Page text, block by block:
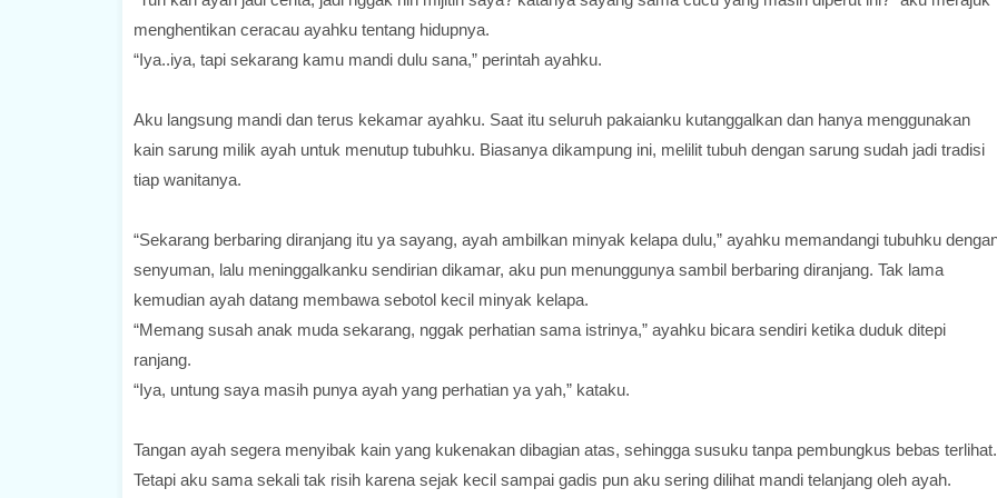
menghentikan ceracau ayahku tentang hidupnya.
“Iya..iya, tapi sekarang kamu mandi dulu sana,” perintah ayahku.
Aku langsung mandi dan terus kekamar ayahku. Saat itu seluruh pakaianku kutanggalkan dan hanya menggunakan
kain sarung milik ayah untuk menutup tubuhku. Biasanya dikampung ini, melilit tubuh dengan sarung sudah jadi tradisi
tiap wanitanya.
“Sekarang berbaring diranjang itu ya sayang, ayah ambilkan minyak kelapa dulu,” ayahku memandangi tubuhku
senyuman, lalu meninggalkanku sendirian dikamar, aku pun menunggunya sambil berbaring diranjang. Tak lama
kemudian ayah datang membawa sebotol kecil minyak kelapa.
“Memang susah anak muda sekarang, nggak perhatian sama istrinya,” ayahku bicara sendiri ketika duduk ditepi
ranjang.
“Iya, untung saya masih punya ayah yang perhatian ya yah,” kataku.
Tangan ayah segera menyibak kain yang kukenakan dibagian atas, sehingga susuku tanpa pembungkus bebas terlihat.
Tetapi aku sama sekali tak risih karena sejak kecil sampai gadis pun aku sering dilihat mandi telanjang oleh ayah.